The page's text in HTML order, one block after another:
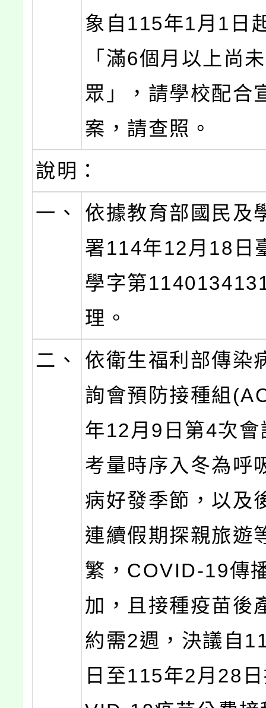
象自115年1月1日
「滿6個月以上尚
眾」，請學校配合
案，請查照。
說明：
一、
依據教育部國民及
署114年12月18日
學字第
理。
二、
依衛生福利部傳染
詢會預防接種組
年12月9日第4次會
考量時序入冬為呼
病好發季節，以及
連續假期探親旅遊
繁，COVID-19傳
加，且接種疫苗後
約需2週，決議自
日至115年2月28